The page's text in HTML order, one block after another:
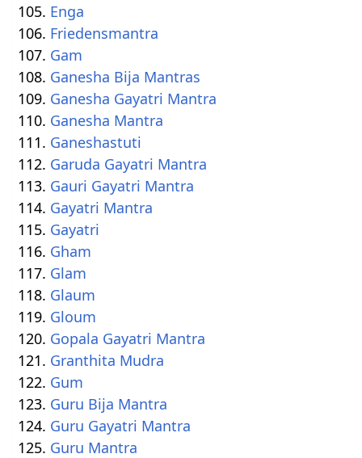
Enga
Friedensmantra
Gam
Ganesha Bija Mantras
Ganesha Gayatri Mantra
Ganesha Mantra
Ganeshastuti
Garuda Gayatri Mantra
Gauri Gayatri Mantra
Gayatri Mantra
Gayatri
Gham
Glam
Glaum
Gloum
Gopala Gayatri Mantra
Granthita Mudra
Gum
Guru Bija Mantra
Guru Gayatri Mantra
Guru Mantra